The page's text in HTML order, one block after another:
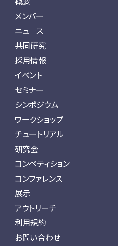
メンバー
ニュース
共同研究
採用情報
イベント
セミナー
シンポジウム
ワークショップ
チュートリアル
研究会
コンペティション
コンファレンス
展示
アウトリーチ
利用規約
お問い合わせ